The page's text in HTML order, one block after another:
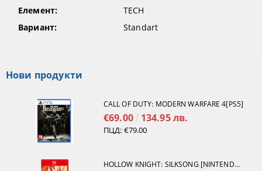
Елемент:
TECH
Вариант:
Standart
Нови продукти
CALL OF DUTY: MODERN WARFARE 4[PS5]
€69.00 134.95 лв.
ПЦД: €79.00
HOLLOW KNIGHT: SILKSONG [NINTENDO SWITCH 2]